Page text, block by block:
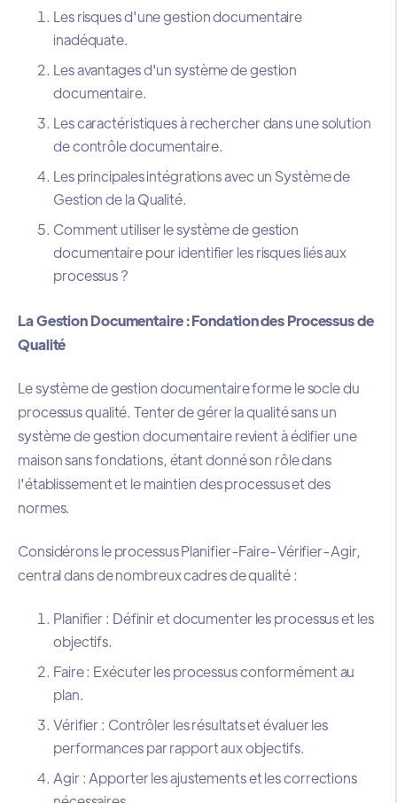
Les risques d'une gestion documentaire
inadéquate.
Les avantages d'un système de gestion
documentaire.
Les caractéristiques à rechercher dans une solution
de contrôle documentaire.
Les principales intégrations avec un Système de
Gestion de la Qualité.
Comment utiliser le système de gestion
documentaire pour identifier les risques liés aux
processus ?
La Gestion Documentaire : Fondation des Processus de
Qualité
Le système de gestion documentaire forme le socle du
processus qualité. Tenter de gérer la qualité sans un
système de gestion documentaire revient à édifier une
maison sans fondations, étant donné son rôle dans
l'établissement et le maintien des processus et des
normes.
Considérons le processus Planifier-Faire-Vérifier-Agir,
central dans de nombreux cadres de qualité :
Planifier : Définir et documenter les processus et les
objectifs.
Faire : Exécuter les processus conformément au
plan.
Vérifier : Contrôler les résultats et évaluer les
performances par rapport aux objectifs.
Agir : Apporter les ajustements et les corrections